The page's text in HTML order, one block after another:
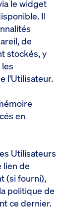
le widget
Il
de
stockés, y
l'Utilisateur.
en
Utilisateurs
lien de
(si fourni),
politique de
ce dernier.